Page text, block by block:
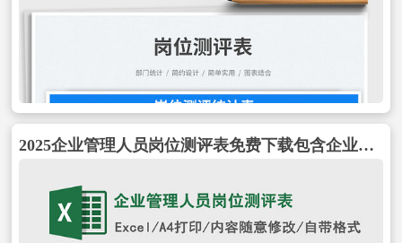
2025企业管理人员岗位测评表免费下载包含企业管理人员岗位测评表